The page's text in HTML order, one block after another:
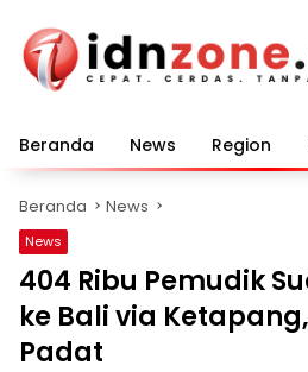
konten
Beranda News Region
Beranda News
News
404 Ribu Pemudik
ke Bali via
Padat